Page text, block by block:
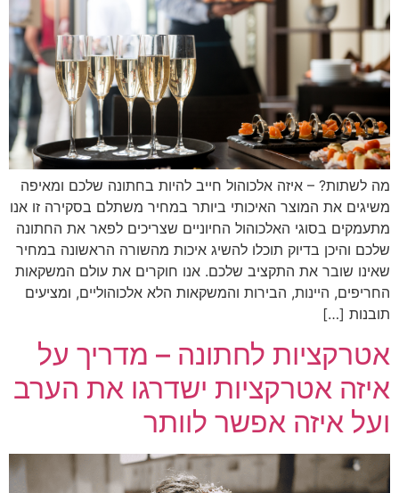
מה לשתות? – איזה אלכוהול חייב להיות בחתונה שלכם ומאיפה
משיגים את המוצר האיכותי ביותר במחיר משתלם בסקירה זו אנו
מתעמקים בסוגי האלכוהול החיוניים שצריכים לפאר את החתונה
שלכם והיכן בדיוק תוכלו להשיג איכות מהשורה הראשונה במחיר
שאינו שובר את התקציב שלכם. אנו חוקרים את עולם המשקאות
החריפים, היינות, הבירות והמשקאות הלא אלכוהוליים, ומציעים
תובנות […]
אטרקציות לחתונה – מדריך על
איזה אטרקציות ישדרגו את הערב
ועל איזה אפשר לוותר